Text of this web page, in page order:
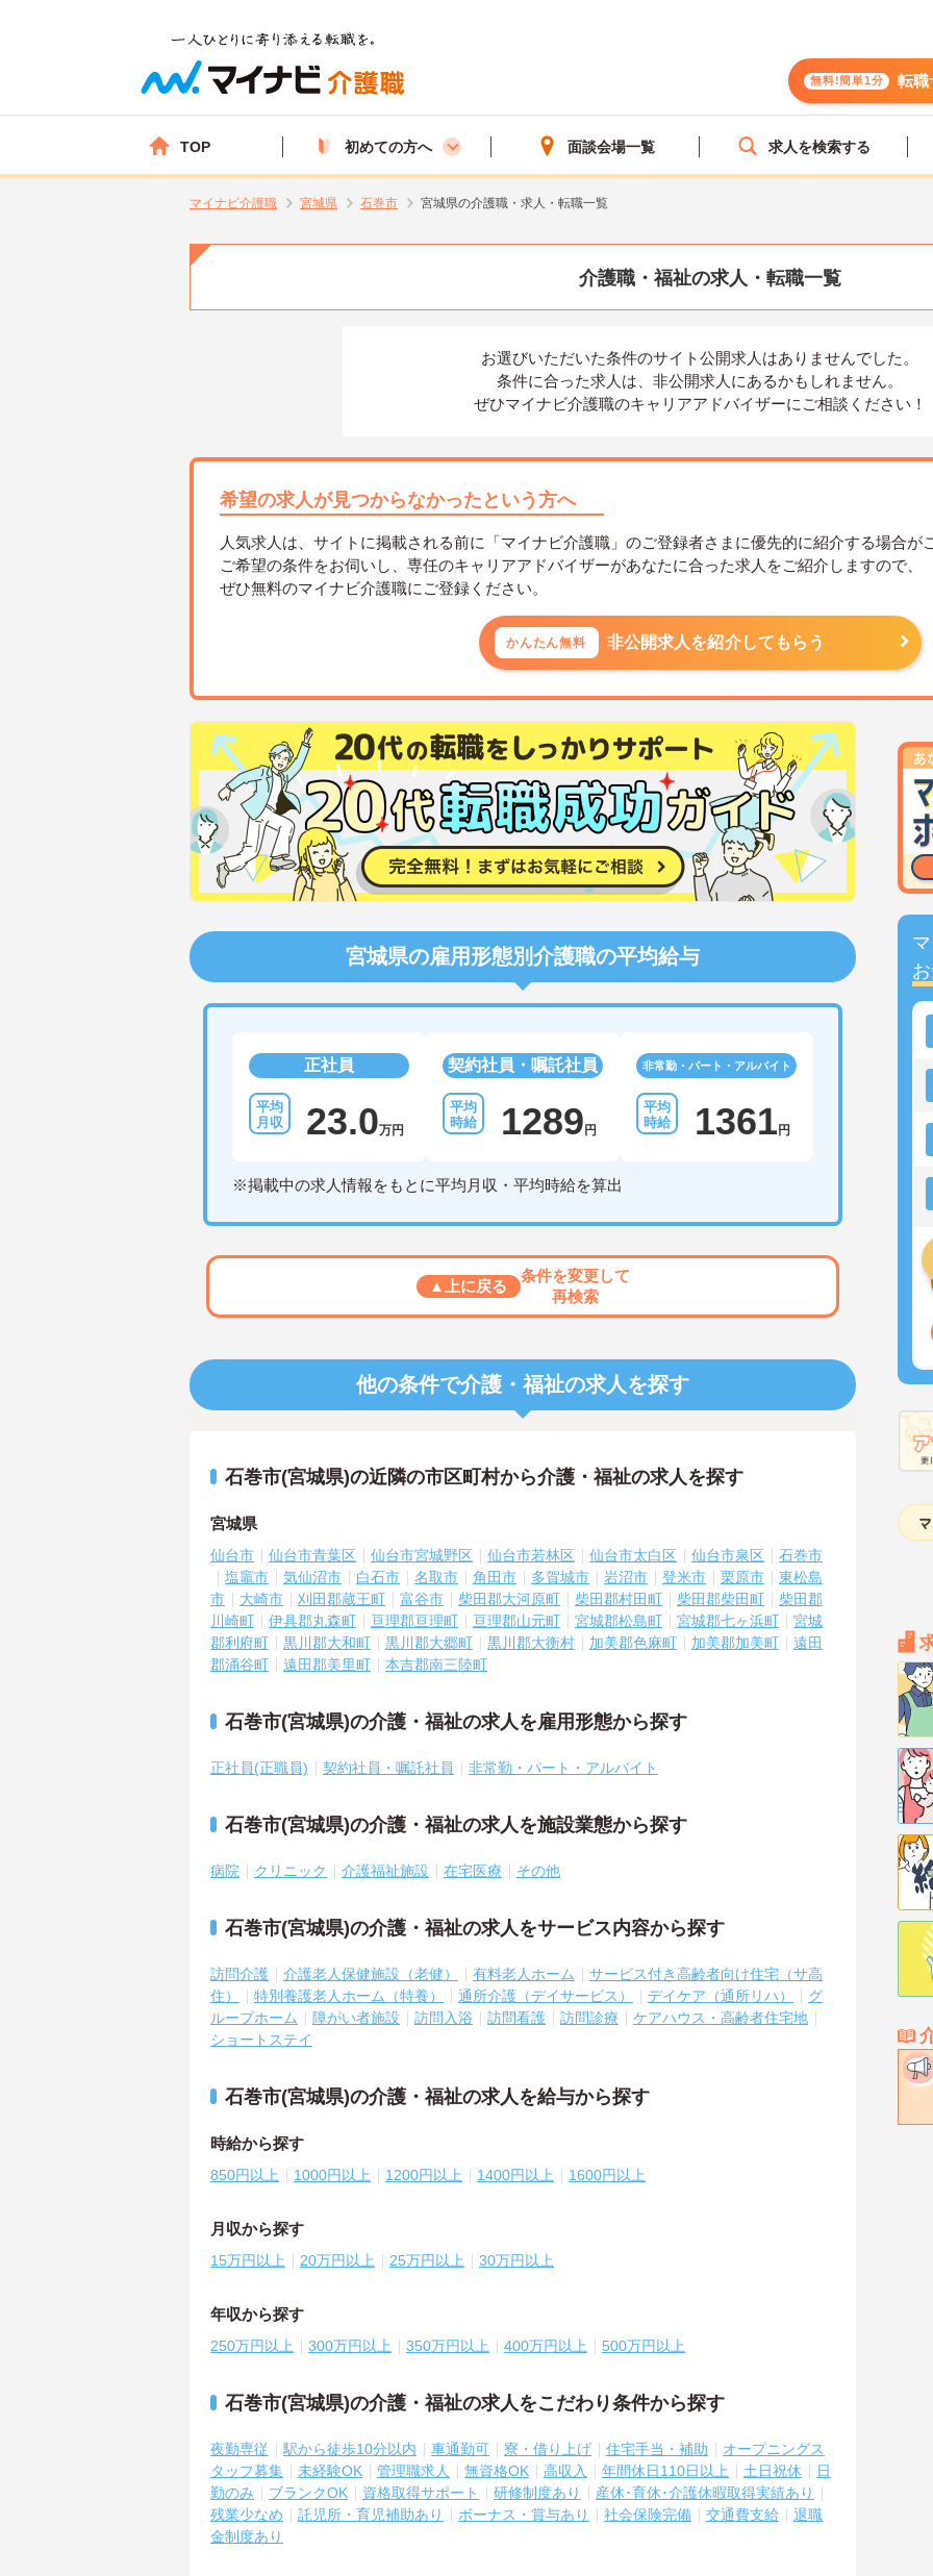
無料!簡単1分 転職
TOP 初めての方へ 面談会場一覧 求人を検索する
マイナビ介護職 宮城県 石巻市 宮城県の介護職・求人・転職一覧
介護職・福祉の求人・転職一覧
お選びいただいた条件のサイト公開求人はありませんでした。
条件に合った求人は、 非公開求人にあるかもしれません。
ぜひマイナビ介護職のキャリアアドバイザーにご相談ください！
希望の求人が見つからなかったという方へ
人気求人は、サイトに掲載される前に「マイナビ介護職」のご登録者さまに優先的に紹介する場合が
ご希望の条件をお伺いし、専任のキャリアアドバイザーがあなたに合った求人をご紹介しますので、
ぜひ無料のマイナビ介護職にご登録ください。
かんたん無料 非公開求人を紹介してもらう
宮城県の雇用形態別介護職の平均給与
正社員
23.0万円
契約社員・嘱託社員
1289 円
非常勤・パート・アルバイト
1361 円
※掲載中の求人情報をもとに平均月収・平均時給を算出
▲上に戻る
条件を変更して
再検索
他の条件で介護・福祉の求人を探す
石巻市(宮城県)の近隣の市区町村から介護・福祉の求人を探す
宮城県
仙台市 仙台市青葉区 仙台市宮城野区 仙台市若林区 仙台市太白区 仙台市泉区
石巻市
塩竈市
気仙沼市 白石市 名取市 角田市 多賀城市 岩沼市 登米市 栗原市
東松島
市
大崎市 刈田郡蔵王町 富谷市 柴田郡大河原町 柴田郡村田町 柴田郡柴田町
柴田郡
川崎町
伊具郡丸森町 亘理郡亘理町 亘理郡山元町 宮城郡松島町 宮城郡七ヶ浜町
宮城
郡利府町
黒川郡大和町 黒川郡大郷町 黒川郡大衡村 加美郡色麻町 加美郡加美町
遠田
郡涌谷町
遠田郡美里町 本吉郡南三陸町
石巻市(宮城県)の介護・福祉の求人を雇用形態から探す
正社員(正職員) 契約社員・嘱託社員 非常勤・パート・アルバイト
石巻市(宮城県)の介護・福祉の求人を施設業態から探す
病院 クリニック 介護福祉施設 在宅医療 その他
石巻市(宮城県)の介護・福祉の求人をサービス内容から探す
訪問介護 介護老人保健施設（老健） 有料老人ホーム
サービス付き高齢者向け住宅（サ高
住）
特別養護老人ホーム（特養） 通所介護（デイサービス） デイケア（通所リハ）
グ
ループホーム
障がい者施設 訪問入浴 訪問看護 訪問診療
ケアハウス・高齢者住宅地
ショートステイ
石巻市(宮城県)の介護・福祉の求人を給与から探す
時給から探す
850円以上 1000円以上 1200円以上 1400円以上 1600円以上
月収から探す
15万円以上 20万円以上 25万円以上 30万円以上
年収から探す
250万円以上 300万円以上 350万円以上 400万円以上 500万円以上
石巻市(宮城県)の介護・福祉の求人をこだわり条件から探す
夜勤専従 駅から徒歩10分以内 車通勤可 寮・借り上げ 住宅手当・補助
オープニングス
タッフ募集
未経験OK 管理職求人 無資格OK 高収入 年間休日110日以上 土日祝休
日
勤のみ
ブランクOK 資格取得サポート 研修制度あり
産休･育休･介護休暇取得実績あり
残業少なめ
託児所・育児補助あり ボーナス・賞与あり 社会保険完備 交通費支給
退職
金制度あり